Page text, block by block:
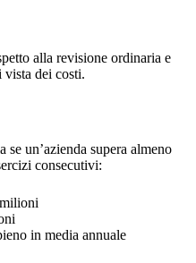
alla revisione ordinaria e
dei costi.
un’azienda supera almeno
consecutivi:
in media annuale